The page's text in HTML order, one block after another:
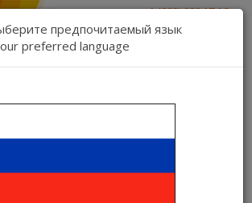
1 (888) 832 17 16
1 (888) 827 06 06
техническая поддержка
Связь Регистрация Вход
Brooklyn
предпочитаемый язык
preferred language